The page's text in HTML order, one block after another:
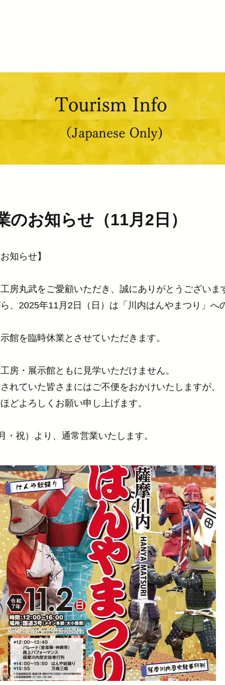
Tourism Info
（Japanese Only)
のお知らせ（11月2日）
知らせ】
房丸武をご愛顧いただき、誠にありがとうございま
、2025年11月2日（日）は「川内はんやまつり」へ
館を臨時休業とさせていただきます。
房・展示館ともに見学いただけません。
れていた皆さまにはご不便をおかけいたしますが、
どよろしくお願い申し上げます。
・祝）より、通常営業いたします。